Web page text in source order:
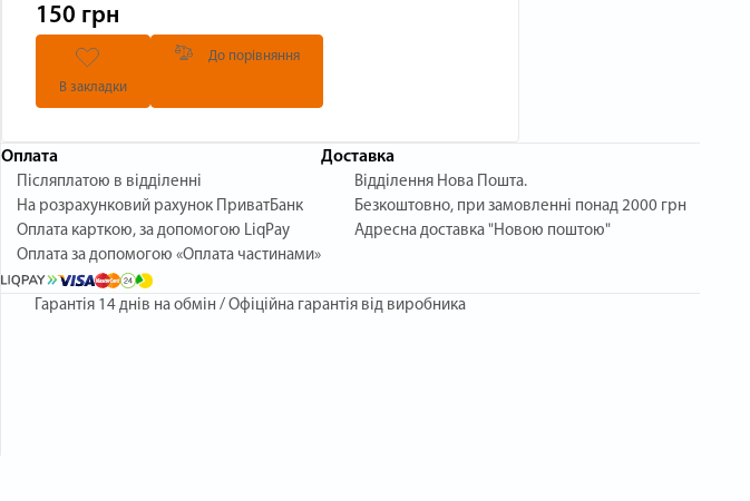
150 грн
В закладки
До порівняння
Оплата
Післяплатою в відділенні
На розрахунковий рахунок ПриватБанк
Оплата карткою, за допомогою LiqPay
Оплата за допомогою «Оплата частинами»
Доставка
Відділення Нова Пошта.
Безкоштовно, при замовленні понад 2000 грн
Адресна доставка "Новою поштою"
Гарантія 14 днів на обмін / Офіційна гарантія від виробника